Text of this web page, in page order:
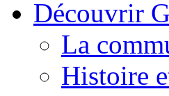
Découvrir
La
Histoire